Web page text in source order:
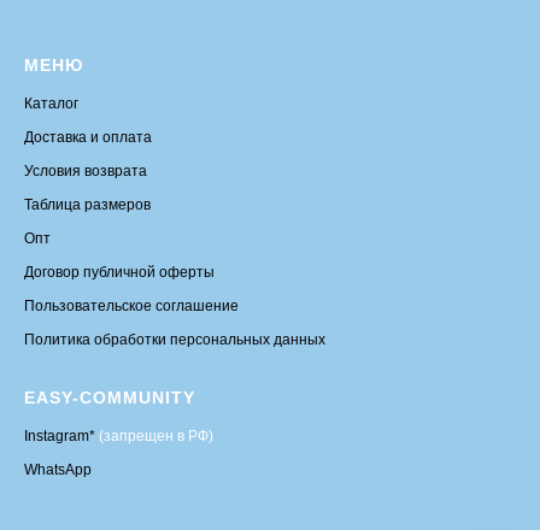
МЕНЮ
Каталог
Доставка и оплата
Условия возврата
Таблица размеров
Опт
Договор публичной оферты
Пользовательское соглашение
Политика обработки персональных данных
EASY-COMMUNITY
Instagram* (запрещен в РФ)
WhatsApp